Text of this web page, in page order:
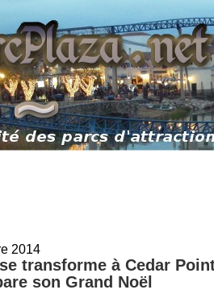
2014
transforme à Cedar
son Grand Noël